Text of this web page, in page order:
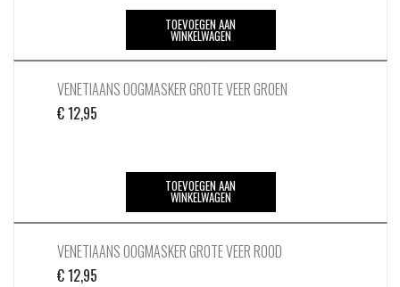
TOEVOEGEN AAN
WINKELWAGEN
VENETIAANS OOGMASKER GROTE VEER GROEN
€12,95
TOEVOEGEN AAN
WINKELWAGEN
VENETIAANS OOGMASKER GROTE VEER ROOD
€12,95